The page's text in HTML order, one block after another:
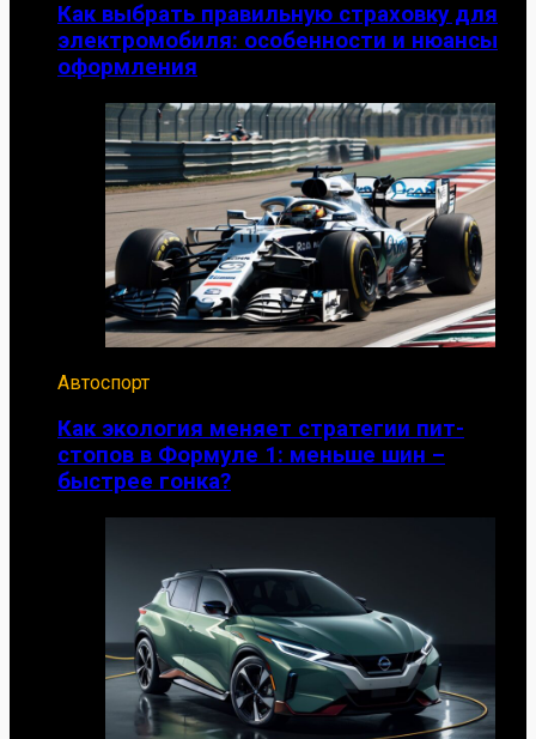
Как выбрать правильную страховку для
электромобиля: особенности и нюансы
оформления
Автоспорт
Как экология меняет стратегии пит-
стопов в Формуле 1: меньше шин –
быстрее гонка?